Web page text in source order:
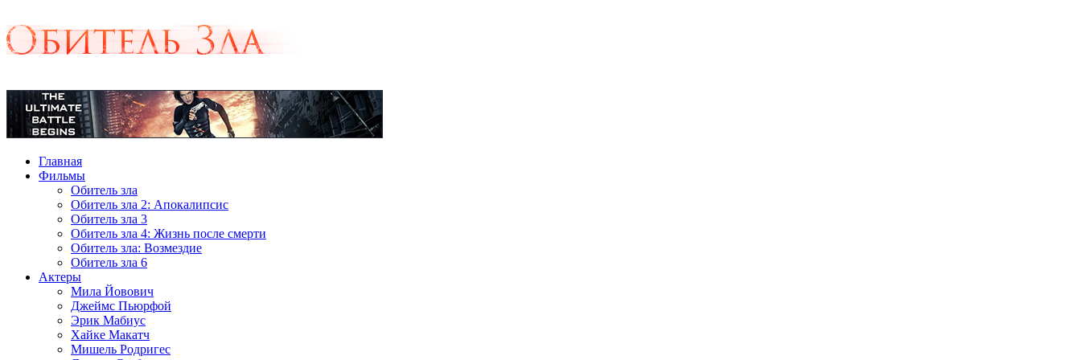
Главная
Фильмы
Обитель зла
Обитель зла 2: Апокалипсис
Обитель зла 3
Обитель зла 4: Жизнь после смерти
Обитель зла: Возмездие
Обитель зла 6
Актеры
Мила Йовович
Джеймс Пьюрфой
Эрик Мабиус
Хайке Макатч
Мишель Родригес